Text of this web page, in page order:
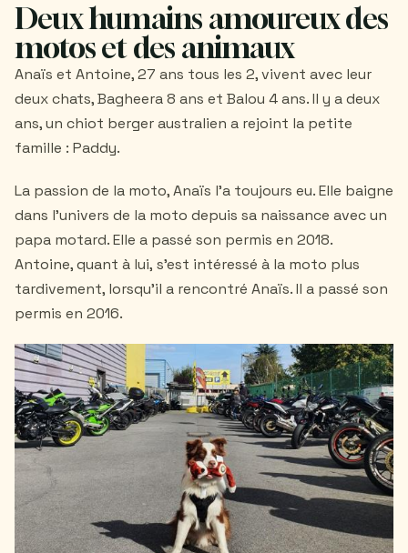
Deux humains amoureux des
motos et des animaux
Anaïs et Antoine, 27 ans tous les 2, vivent avec leur
deux chats, Bagheera 8 ans et Balou 4 ans. Il y a deux
ans, un chiot berger australien a rejoint la petite
famille : Paddy.
La passion de la moto, Anaïs l'a toujours eu. Elle baigne
dans l'univers de la moto depuis sa naissance avec un
papa motard. Elle a passé son permis en 2018.
Antoine, quant à lui, s'est intéressé à la moto plus
tardivement, lorsqu'il a rencontré Anaïs. Il a passé son
permis en 2016.